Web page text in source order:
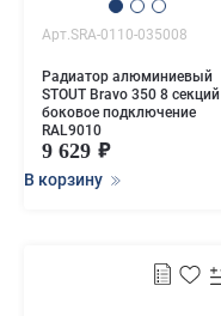
Арт.SRA-0110-035008
Радиатор алюминиевый
STOUT Bravo 350 8 секций
боковое подключение
RAL9010
9 629
В корзину